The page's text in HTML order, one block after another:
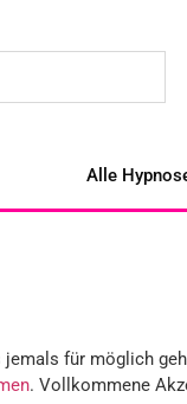
Alle
für möglich
. Vollkommene